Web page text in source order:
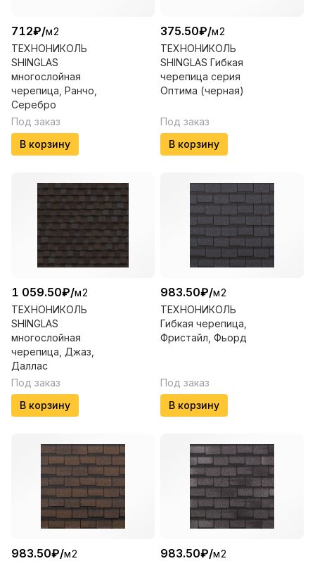
712₽/м2
ТЕХНОНИКОЛЬ
SHINGLAS
многослойная
черепица, Ранчо,
Серебро
Под заказ
В корзину
375.50₽/м2
ТЕХНОНИКОЛЬ
SHINGLAS Гибкая
черепица серия
Оптима (черная)
Под заказ
В корзину
1 059.50₽/м2
ТЕХНОНИКОЛЬ
SHINGLAS
многослойная
черепица, Джаз,
Даллас
Под заказ
В корзину
983.50₽/м2
ТЕХНОНИКОЛЬ
Гибкая черепица,
Фристайл, Фьорд
Под заказ
В корзину
983.50₽/м2
983.50₽/м2